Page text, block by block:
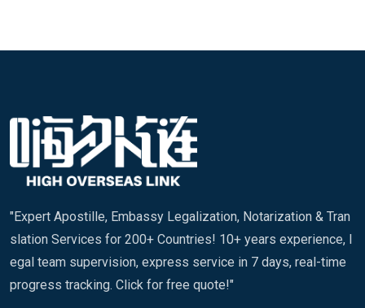
"Expert Apostille, Embassy Legalization, Notarization & Tran
slation Services for 200+ Countries! 10+ years experience, l
egal team supervision, express service in 7 days, real-time
progress tracking. Click for free quote!"